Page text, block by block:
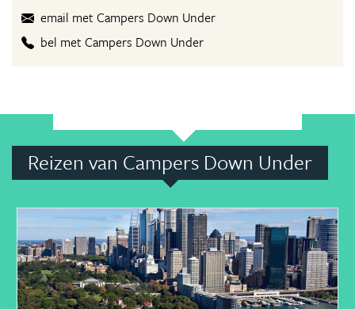
email met Campers Down Under
bel met Campers Down Under
Reizen van Campers Down Under